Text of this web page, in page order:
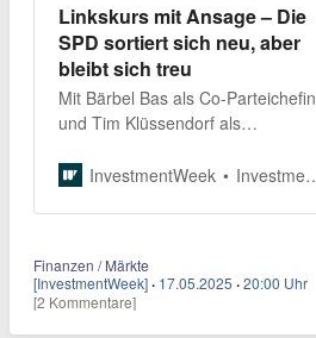
Linkskurs mit Ansage – Die
SPD sortiert sich neu, aber
bleibt sich treu
Mit Bärbel Bas als Co-Parteichefin
und Tim Klüssendorf als
noch weiter nach links. Doch kann
mehr als nur Parteiflügel
InvestmentWeek InvestmentWeek
Finanzen / Märkte
[InvestmentWeek] · 17.05.2025 ·20:00 Uhr
[2 Kommentare]